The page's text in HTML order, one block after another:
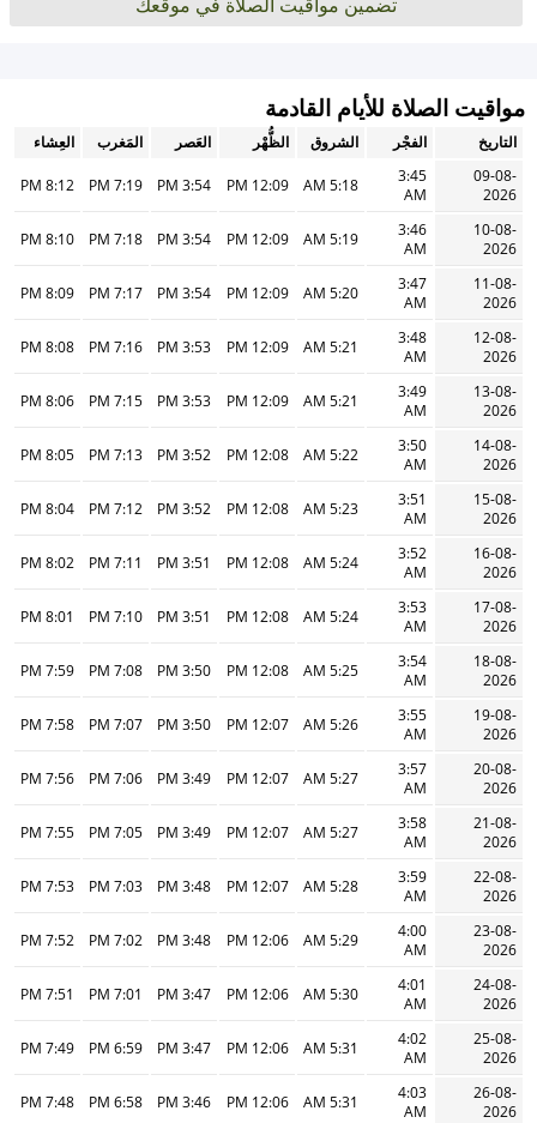
مواقيت الصلاة للأيام القادمة
التاريخ الفجْر الشروق الظُّهْر العَصر المَغرب
العِشاء
09-08-
2026
3:45
AM
5:18 AM
12:09 PM
3:54 PM
7:19 PM
8:12 PM
10-08-
2026
3:46
AM
5:19 AM
12:09 PM
3:54 PM
7:18 PM
8:10 PM
11-08-
2026
3:47
AM
5:20 AM
12:09 PM
3:54 PM
7:17 PM
8:09 PM
12-08-
2026
3:48
AM
5:21 AM
12:09 PM
3:53 PM
7:16 PM
8:08 PM
13-08-
2026
3:49
AM
5:21 AM
12:09 PM
3:53 PM
7:15 PM
8:06 PM
14-08-
2026
3:50
AM
5:22 AM
12:08 PM
3:52 PM
7:13 PM
8:05 PM
15-08-
2026
3:51
AM
5:23 AM
12:08 PM
3:52 PM
7:12 PM
8:04 PM
16-08-
2026
3:52
AM
5:24 AM
12:08 PM
3:51 PM
7:11 PM
8:02 PM
17-08-
2026
3:53
AM
5:24 AM
12:08 PM
3:51 PM
7:10 PM
8:01 PM
18-08-
2026
3:54
AM
5:25 AM
12:08 PM
3:50 PM
7:08 PM
7:59 PM
19-08-
2026
3:55
AM
5:26 AM
12:07 PM
3:50 PM
7:07 PM
7:58 PM
20-08-
2026
3:57
AM
5:27 AM
12:07 PM
3:49 PM
7:06 PM
7:56 PM
21-08-
2026
3:58
AM
5:27 AM
12:07 PM
3:49 PM
7:05 PM
7:55 PM
22-08-
2026
3:59
AM
5:28 AM
12:07 PM
3:48 PM
7:03 PM
7:53 PM
23-08-
2026
4:00
AM
5:29 AM
12:06 PM
3:48 PM
7:02 PM
7:52 PM
24-08-
2026
4:01
AM
5:30 AM
12:06 PM
3:47 PM
7:01 PM
7:51 PM
25-08-
2026
4:02
AM
5:31 AM
12:06 PM
3:47 PM
6:59 PM
7:49 PM
26-08-
2026
4:03
AM
5:31 AM
12:06 PM
3:46 PM
6:58 PM
7:48 PM